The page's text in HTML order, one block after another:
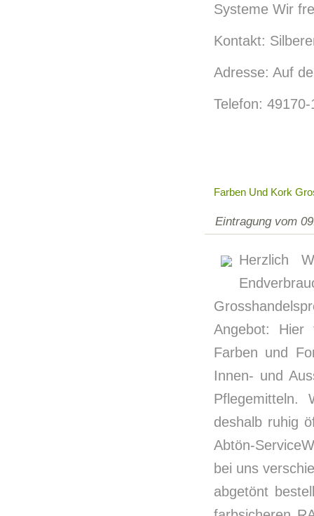
Systeme Wir
Kontakt:
Adresse: Auf
Telefon:
Farben Und Kork
Eintragung vom
Herzlich
Angebot: Hier
Farben und
Innen- und
Pflegemitteln.
deshalb ruhig
Abtön-
bei uns
abgetönt